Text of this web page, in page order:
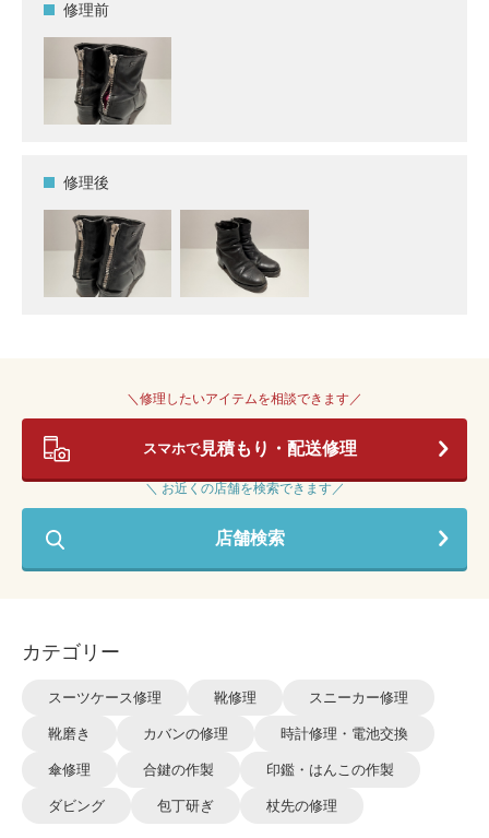
修理前
修理後
＼修理したいアイテムを相談できます／
スマホで見積もり・配送修理
＼ お近くの店舗を検索できます／
店舗検索
カテゴリー
スーツケース修理 靴修理 スニーカー修理
靴磨き カバンの修理 時計修理・電池交換
傘修理 合鍵の作製 印鑑・はんこの作製
ダビング 包丁研ぎ 杖先の修理